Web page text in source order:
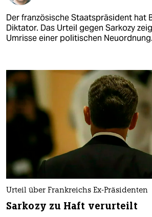
Der französische Staatspräsident hat
Diktator. Das Urteil gegen Sarkozy
Umrisse einer politischen Neuordnung.
Urteil über Frankreichs Ex-Präsidenten
Sarkozy zu Haft verurteilt